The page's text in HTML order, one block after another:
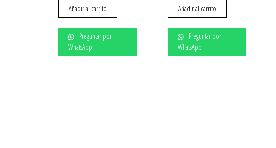
Añadir al carrito
Preguntar por
WhatsApp
Añadir al carrito
Preguntar por
WhatsApp